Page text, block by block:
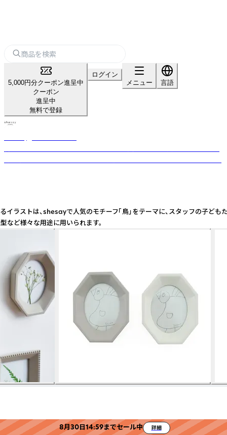
5,000円分クーポン進呈中
クーポン
進呈中
無料で登録
ログイン
メニュー
言語
ストは、shesayで人気のモチーフ「鳥」をテーマに、スタッフ
など様々な用途に用いられます。
8月30日14:59までセール中 詳細